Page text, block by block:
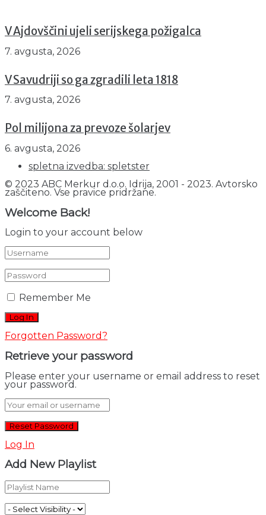
V Ajdovščini ujeli serijskega požigalca
7. avgusta, 2026
V Savudriji so ga zgradili leta 1818
7. avgusta, 2026
Pol milijona za prevoze šolarjev
6. avgusta, 2026
spletna izvedba: spletster
© 2023 ABC Merkur d.o.o. Idrija, 2001 - 2023. Avtorsko
zaščiteno. Vse pravice pridržane.
Welcome Back!
Login to your account below
Remember Me
Forgotten Password?
Retrieve your password
Please enter your username or email address to reset
your password.
Log In
Add New Playlist